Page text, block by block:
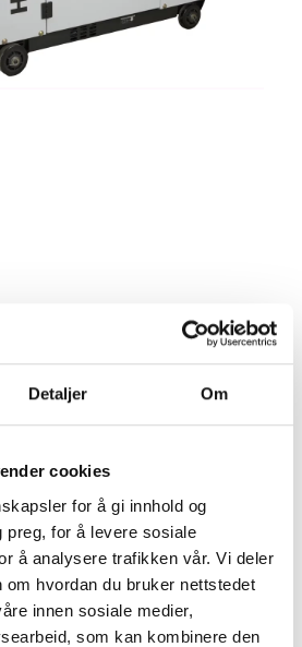
Detaljer Om
cookies
for å gi innhold og
preg, for å levere sosiale
å analysere trafikken vår. Vi deler
hvordan du bruker nettstedet
innen sosiale medier,
som kan kombinere den
6300W - Elektrisk
- Forvarming- 3-fas
3 Strømaggregat 6300W - Elektrisk